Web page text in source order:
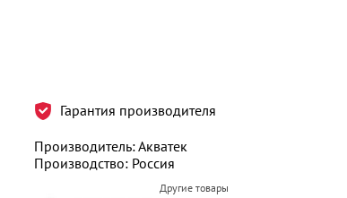
Гарантия производителя
Производитель: Акватек
Производство: Россия
Другие товары